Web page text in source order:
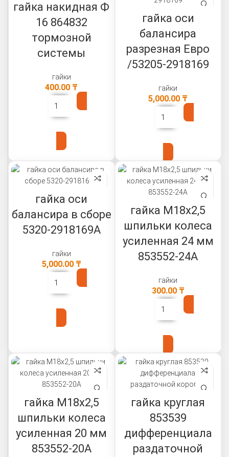
гайка накидная Ф
16 864832
тормозной
системы
гайки
400.00 ₸
гайка оси
балансира
разрезная Евро
/53205-2918169
гайки
5,000.00 ₸
гайка оси
балансира в сборе
5320-2918169А
гайки
5,000.00 ₸
гайка М18х2,5
шпильки колеса
усиленная 24 мм
853552-24А
гайки
300.00 ₸
гайка М18х2,5
шпильки колеса
усиленная 20 мм
853552-20А
гайка круглая
853539
дифференциала
раздаточной